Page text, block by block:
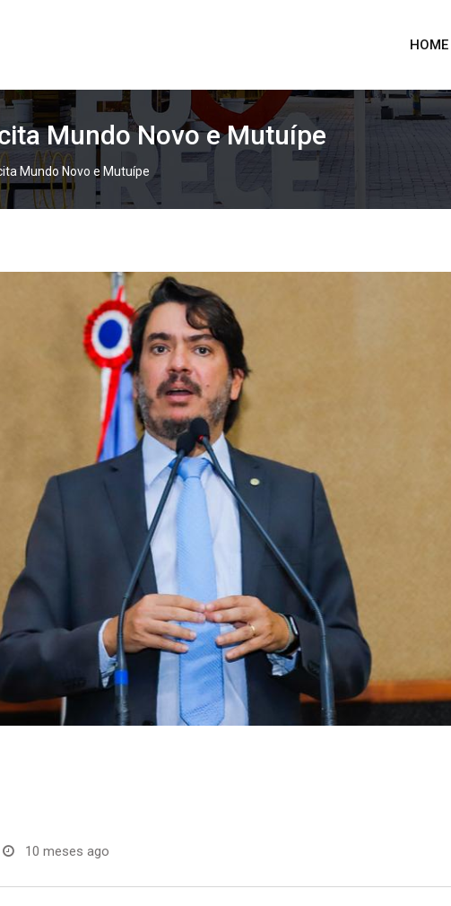
HOME
Mundo Novo e Mutuípe
Mundo Novo e Mutuípe
10 meses ago